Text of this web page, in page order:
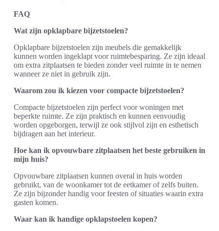
FAQ
Wat zijn opklapbare bijzetstoelen?
Opklapbare bijzetstoelen zijn meubels die gemakkelijk
kunnen worden ingeklapt voor ruimtebesparing. Ze zijn ideaal
om extra zitplaatsen te bieden zonder veel ruimte in te nemen
wanneer ze niet in gebruik zijn.
Waarom zou ik kiezen voor compacte bijzetstoelen?
Compacte bijzetstoelen zijn perfect voor woningen met
beperkte ruimte. Ze zijn praktisch en kunnen eenvoudig
worden opgeborgen, terwijl ze ook stijlvol zijn en esthetisch
bijdragen aan het interieur.
Hoe kan ik opvouwbare zitplaatsen het beste gebruiken in
mijn huis?
Opvouwbare zitplaatsen kunnen overal in huis worden
gebruikt, van de woonkamer tot de eetkamer of zelfs buiten.
Ze zijn bijzonder handig voor feesten of situaties waarin extra
gasten komen.
Waar kan ik handige opklapstoelen kopen?